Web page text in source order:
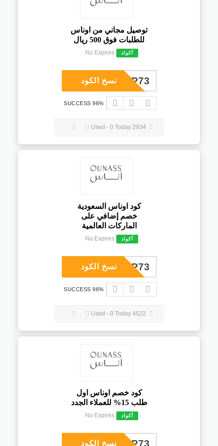
توصيل مجاني من اوناس
للطلبات فوق 500 ريال
أكواد No Expires
COUP73نسخ الكود
96% SUCCESS
2934 Used - 0 Today
كود اوناس السعودية
خصم إضافي على
الماركات العالمية
أكواد No Expires
COUP73نسخ الكود
96% SUCCESS
كود خصم اوناس اول
طلب 15% للعملاء الجدد
أكواد No Expires
COUP73نسخ الكود